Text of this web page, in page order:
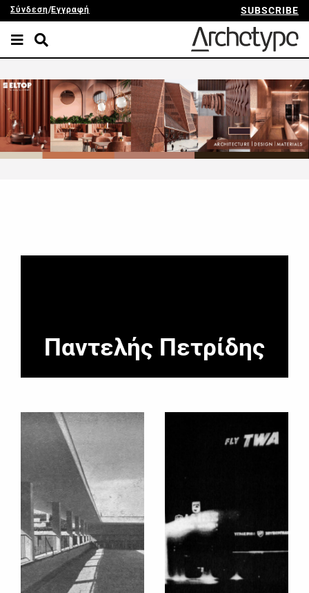
Σύνδεση/Εγγραφή SUBSCRIBE
Παντελής Πετρίδης